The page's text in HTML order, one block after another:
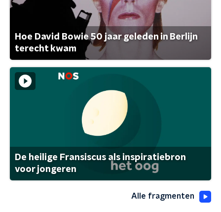
Hoe David Bowie 50 jaar geleden in Berlijn
terecht kwam
De heilige Fransiscus als inspiratiebron
voor jongeren
Alle fragmenten